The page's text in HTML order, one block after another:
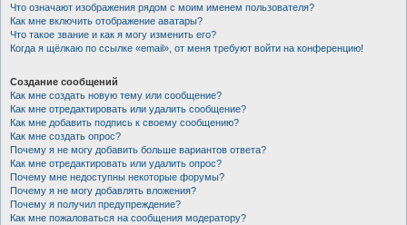
Что означают изображения рядом с моим именем пользователя?
Как мне включить отображение аватары?
Что такое звание и как я могу изменить его?
Когда я щёлкаю по ссылке «email», от меня требуют войти на конференцию!
Создание сообщений
Как мне создать новую тему или сообщение?
Как мне отредактировать или удалить сообщение?
Как мне добавить подпись к своему сообщению?
Как мне создать опрос?
Почему я не могу добавить больше вариантов ответа?
Как мне отредактировать или удалить опрос?
Почему мне недоступны некоторые форумы?
Почему я не могу добавлять вложения?
Почему я получил предупреждение?
Как мне пожаловаться на сообщения модератору?